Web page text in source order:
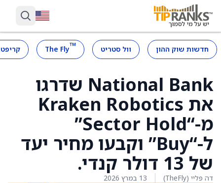
חדשות שוק ההון וול סטריט ™
The Fly
National Bank שדרגו
את Kraken Robotics
מ-“Sector Hold”
ל-“Buy” וקבעו מחיר יעד
של 13 דולר קנדי.
דה פליי (TheFly) 13 במרץ 2026